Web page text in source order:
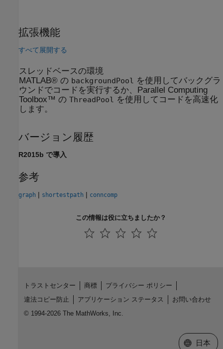
拡張機能
すべて展開する
スレッドベースの環境
MATLAB® の backgroundPool を使用してバックグラ
ウンドでコードを実行するか、Parallel Computing
Toolbox™ の ThreadPool を使用してコードを高速化
します。
バージョン履歴
R2015b で導入
参考
graph | shortestpath | conncomp
この情報は役に立ちましたか？
トラストセンター 商標
プライバシー ポリシー
違法コピー防止
アプリケーション ステータス
お問い合わせ
© 1994-2026 The MathWorks, Inc.
Web サイ
日本